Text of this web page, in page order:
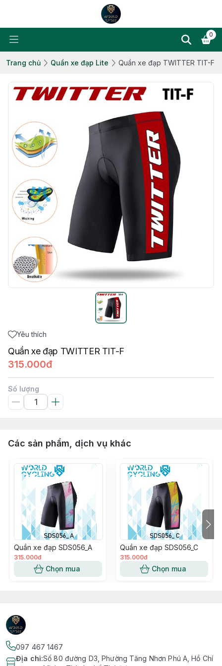
0
Trang chủ Quần xe đạp Lite Quần xe đạp TWITTER TIT-F
Yêu thích
Quần xe đạp TWITTER TIT-F
315.000đ
Số lượng
Các sản phẩm, dịch vụ khác
Quần xe đạp SDS056_A
315.000đ
Chọn mua
Quần xe đạp SDS056_C
315.000đ
Chọn mua
097 467 1467
Địa chỉ:Số 80 đường D3, Phường Tăng Nhơn Phú A, Hồ Chí